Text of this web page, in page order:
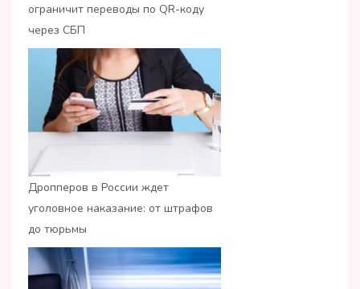
ограничит переводы по QR-коду
через СБП
Дропперов в России ждет
уголовное наказание: от штрафов
до тюрьмы